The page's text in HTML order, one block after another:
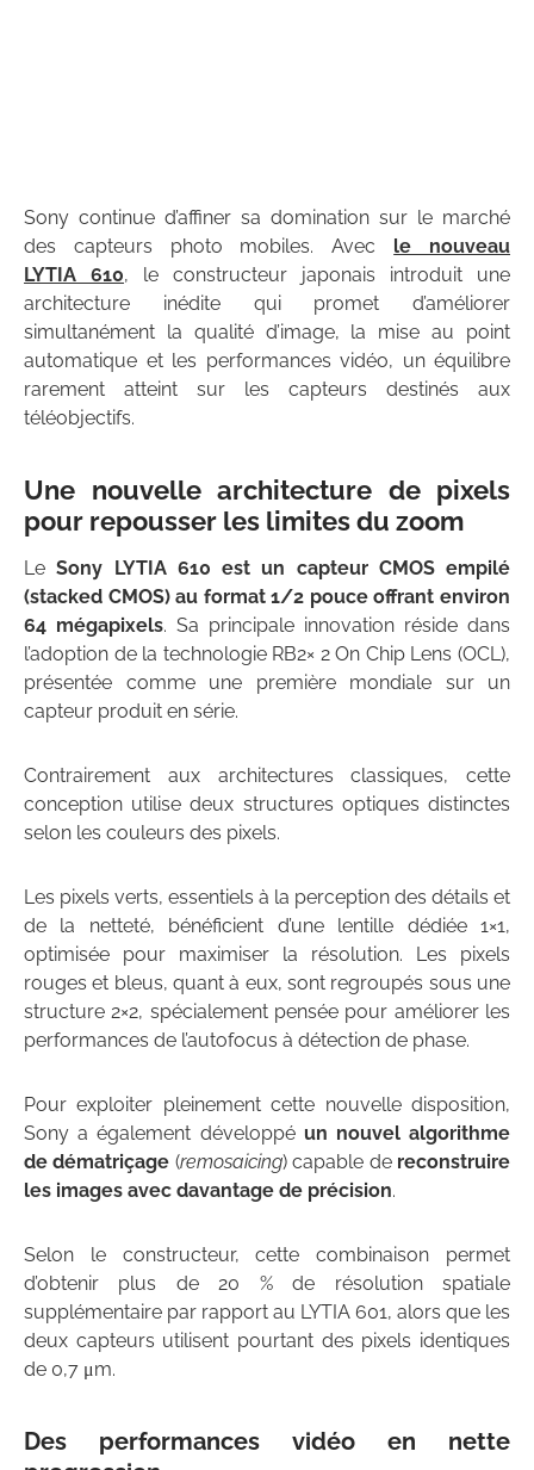
Sony continue d’affiner sa domination sur le marché
des capteurs photo mobiles. Avec le nouveau
LYTIA 610, le constructeur japonais introduit une
architecture inédite qui promet d’améliorer
simultanément la qualité d’image, la mise au point
automatique et les performances vidéo, un équilibre
rarement atteint sur les capteurs destinés aux
téléobjectifs.
Une nouvelle architecture de pixels
pour repousser les limites du zoom
LeSony LYTIA 610 est un capteur CMOS empilé
(stacked CMOS) au format 1/2 pouce offrant environ
64 mégapixels. Sa principale innovation réside dans
l’adoption de la technologie RB2× 2 On Chip Lens (OCL),
présentée comme une première mondiale sur un
capteur produit en série.
Contrairement aux architectures classiques, cette
conception utilise deux structures optiques distinctes
selon les couleurs des pixels.
Les pixels verts, essentiels à la perception des détails et
de la netteté, bénéficient d’une lentille dédiée 1×1,
optimisée pour maximiser la résolution. Les pixels
rouges et bleus, quant à eux, sont regroupés sous une
structure 2×2, spécialement pensée pour améliorer les
performances de l’autofocus à détection de phase.
Pour exploiter pleinement cette nouvelle disposition,
Sony a également développé un nouvel algorithme
de dématriçage (remosaicing) capable de reconstruire
les images avec davantage de précision.
Selon le constructeur, cette combinaison permet
d’obtenir plus de 20 % de résolution spatiale
supplémentaire par rapport au LYTIA 601, alors que les
deux capteurs utilisent pourtant des pixels identiques
de 0,7 μm.
Des performances vidéo en nette